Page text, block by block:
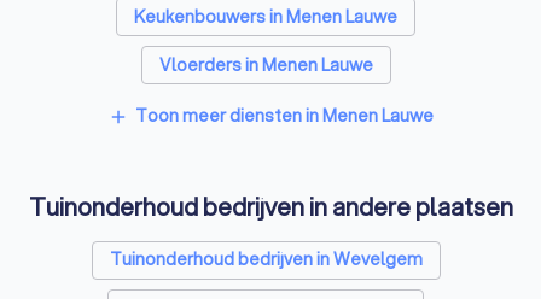
Keukenbouwers in Menen Lauwe
Vloerders in Menen Lauwe
add Toon meer diensten in Menen Lauwe
Tuinonderhoud bedrijven in andere plaatsen
Tuinonderhoud bedrijven in Wevelgem